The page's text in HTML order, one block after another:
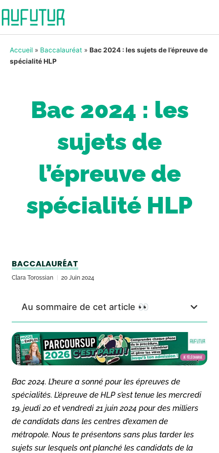
Accueil » Baccalauréat » Bac 2024 : les sujets de l’épreuve de
spécialité HLP
Bac 2024 : les
sujets de
l’épreuve de
spécialité HLP
BACCALAURÉAT
Clara Torossian 20 Juin 2024
Au sommaire de cet article 👀
Bac 2024. L’heure a sonné pour les épreuves de
spécialités. L’épreuve de HLP s’est tenue les mercredi
19, jeudi 20 et vendredi 21 juin 2024 pour des milliers
de candidats dans les centres d’examen de
métropole. Nous te présentons sans plus tarder les
sujets sur lesquels ont planché les candidats de la